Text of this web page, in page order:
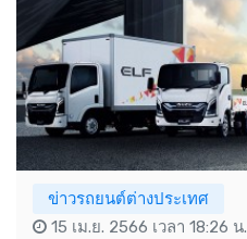
ข่าวรถยนต์ต่างประเทศ
15 เม.ย. 2566 เวลา 18:26 น.